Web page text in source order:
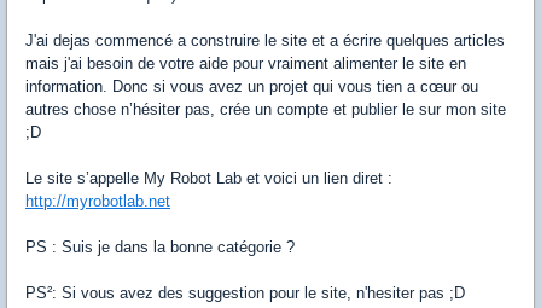
J'ai dejas commencé a construire le site et a écrire quelques articles
mais j'ai besoin de votre aide pour vraiment alimenter le site en
information. Donc si vous avez un projet qui vous tien a cœur ou
autres chose n’hésiter pas, crée un compte et publier le sur mon site
;D
Le site s’appelle My Robot Lab et voici un lien diret :
http://myrobotlab.net
PS : Suis je dans la bonne catégorie ?
PS²: Si vous avez des suggestion pour le site, n'hesiter pas ;D